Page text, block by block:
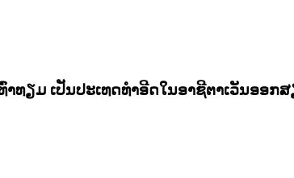
ຽມ ເປັນປະເທດທຳອີດໃນອາຊີຕາເວັນອອກສ